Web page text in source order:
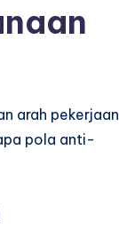
arah pekerjaan
pola anti-